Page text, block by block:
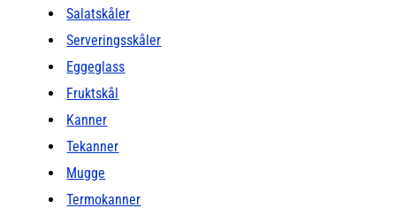
Salatskåler
Serveringsskåler
Eggeglass
Fruktskål
Kanner
Tekanner
Mugge
Termokanner